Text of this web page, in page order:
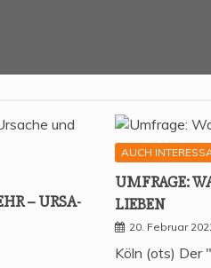
– URSA­
AUCH
UMFRA­GE:
LIEBEN
20. Februar
Köln (ots) Der